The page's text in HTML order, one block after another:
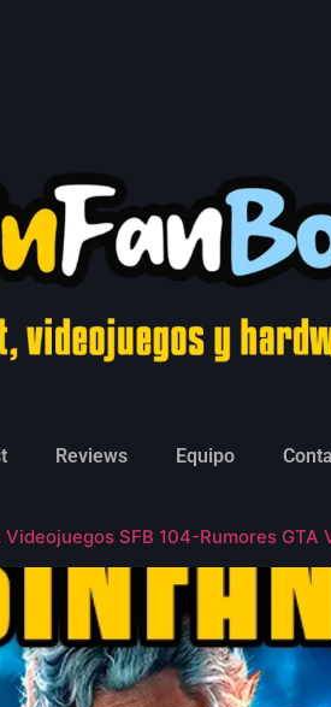
Reviews Equipo
SFB 104-Rumores GTA